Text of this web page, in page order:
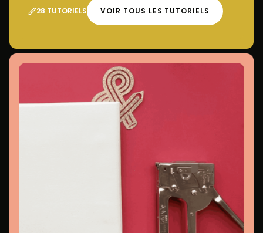
28 TUTORIELS VOIR TOUS LES TUTORIELS